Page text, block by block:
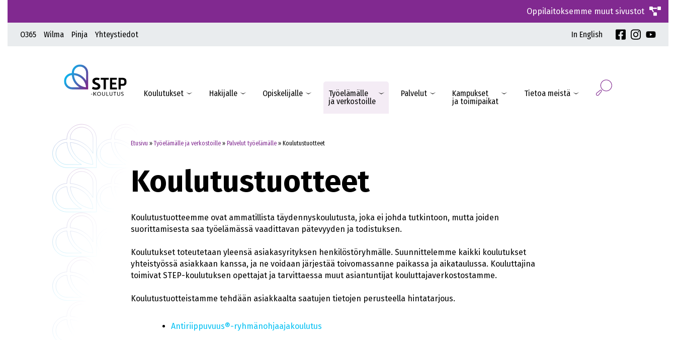
Oppilaitoksemme muut sivustot
O365 Wilma Pinja Yhteystiedot In English
Koulutukset Hakijalle Opiskelijalle
Työelämälle
ja verkostoille
Palvelut
Kampukset
ja toimipaikat
Tietoa meistä
Etusivu »Työelämälle ja verkostoille» Palvelut työelämälle» Koulutustuotteet
Koulutustuotteet
Koulutustuotteemme ovat ammatillista täydennyskoulutusta, joka ei johda tutkintoon, mutta joiden
suorittamisesta saa työelämässä vaadittavan pätevyyden ja todistuksen.
Koulutukset toteutetaan yleensä asiakasyrityksen henkilöstöryhmälle. Suunnittelemme kaikki koulutukset
yhteistyössä asiakkaan kanssa, ja ne voidaan järjestää toivomassanne paikassa ja aikataulussa. Kouluttajina
toimivat STEP-koulutuksen opettajat ja tarvittaessa muut asiantuntijat kouluttajaverkostostamme.
Koulutustuotteistamme tehdään asiakkaalta saatujen tietojen perusteella hintatarjous.
Antiriippuvuus®-ryhmänohjaajakoulutus